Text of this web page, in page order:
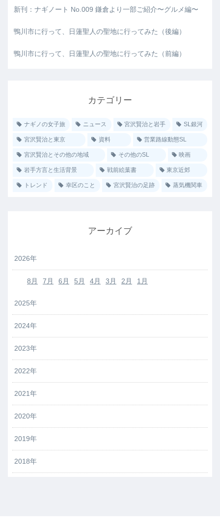
新刊：ナギノート No.009 鎌倉より一部ご紹介〜グルメ編〜
鴨川市に行って、日蓮聖人の聖地に行ってみた（後編）
鴨川市に行って、日蓮聖人の聖地に行ってみた（前編）
カテゴリー
ナギノの女子旅 ニュース 宮沢賢治と岩手 SL銀河
宮沢賢治と東京 資料 営業路線動態SL
宮沢賢治とその他の地域 その他のSL 映画
岩手方言と生活背景 戦前絵葉書 東京近郊
トレンド 幸区のこと 宮沢賢治の足跡 蒸気機関車
アーカイブ
2026年
8月 7月 6月 5月 4月 3月 2月 1月
2025年
2024年
2023年
2022年
2021年
2020年
2019年
2018年